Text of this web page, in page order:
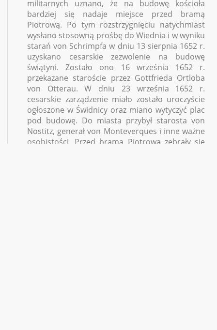
militarnych uznano, że na budowę kościoła
bardziej się nadaje miejsce przed bramą
Piotrową. Po tym rozstrzygnięciu natychmiast
wysłano stosowną prośbę do Wiednia i w wyniku
starań von Schrimpfa w dniu 13 sierpnia 1652 r.
uzyskano cesarskie zezwolenie na budowę
świątyni. Zostało ono 16 września 1652 r.
przekazane staroście przez Gottfrieda Ortloba
von Otterau. W dniu 23 września 1652 r.
cesarskie zarządzenie miało zostało uroczyście
ogłoszone w Świdnicy oraz miano wytyczyć plac
pod budowę. Do miasta przybył starosta von
Nostitz, generał von Monteverques i inne ważne
osobistości. Przed bramą Piotrową zebrały się